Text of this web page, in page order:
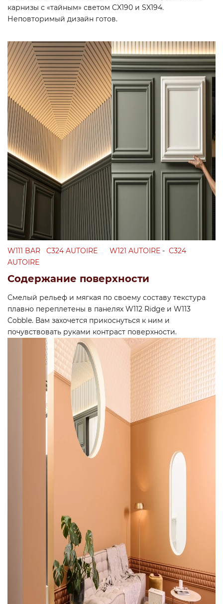
карнизы с «тайным» светом CX190 и SX194.
Неповторимый дизайн готов.
W111 BAR C324 AUTOIRE W121 AUTOIRE - C324
AUTOIRE
Содержание поверхности
Смелый рельеф и мягкая по своему составу текстура
плавно переплетены в панелях W112 Ridge и W113
Cobble. Вам захочется прикоснуться к ним и
почувствовать руками контраст поверхности.